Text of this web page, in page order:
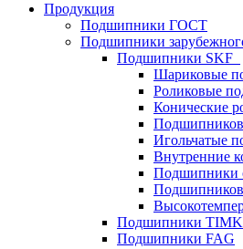
Продукция
Подшипники ГОСТ
Подшипники
Подшипники SKF
Шариковые
Роликовые
Конические
Игольчатые
Внутренние
Подшипники
Подшипники
Подшипники FAG